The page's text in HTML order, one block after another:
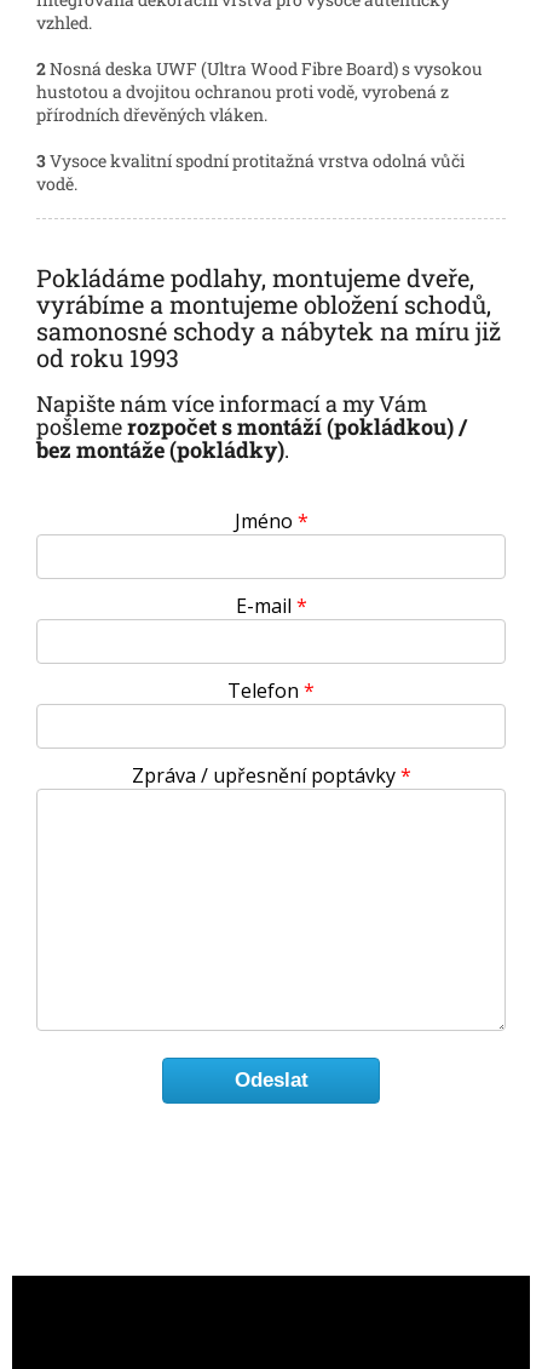
vzhled.
2Nosná deska UWF (Ultra Wood Fibre Board) s vysokou
hustotou a dvojitou ochranou proti vodě, vyrobená z
přírodních dřevěných vláken.
3Vysoce kvalitní spodní protitažná vrstva odolná vůči
vodě.
Pokládáme podlahy, montujeme dveře,
vyrábíme a montujeme obložení schodů,
samonosné schody a nábytek na míru již
od roku 1993
Napište nám více informací a my Vám
pošlemerozpočet s montáží (pokládkou) /
bez montáže (pokládky).